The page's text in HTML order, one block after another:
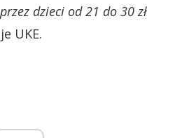
dzieci od 21 do 30 zł
UKE.